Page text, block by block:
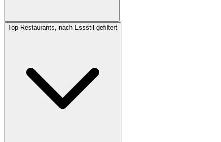
Top-Restaurants, nach Essstil gefiltert